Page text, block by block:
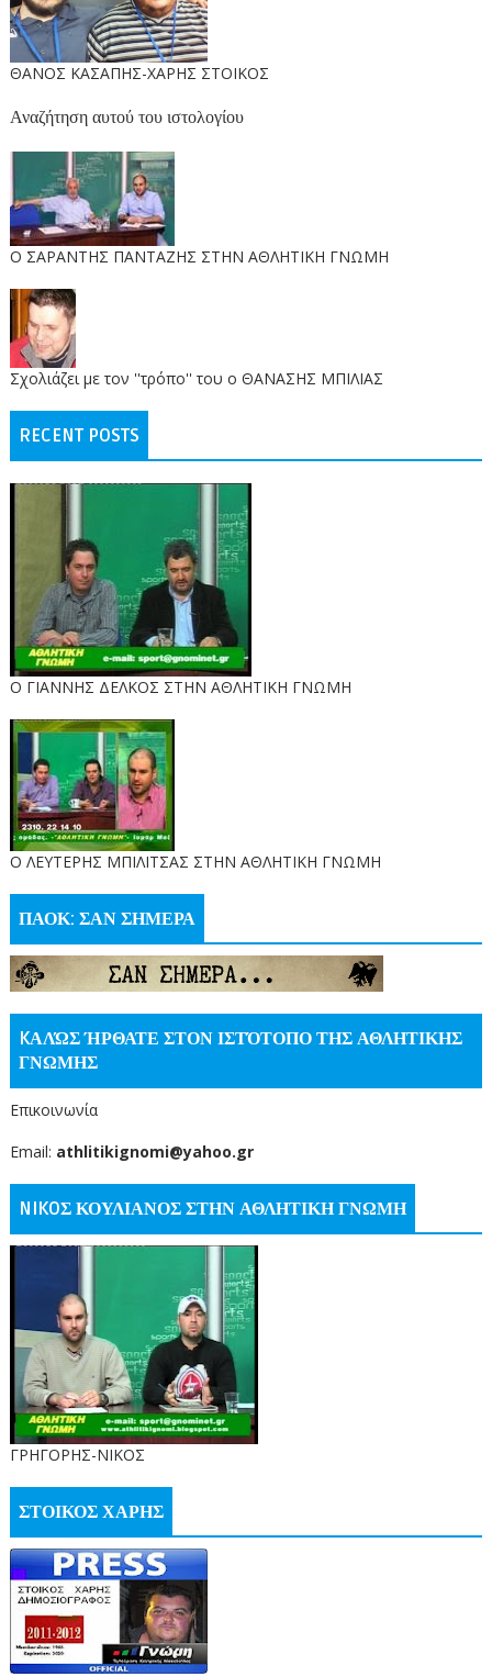
ΘΑΝΟΣ ΚΑΣΑΠΗΣ-ΧΑΡΗΣ ΣΤΟΙΚΟΣ
Αναζήτηση αυτού του ιστολογίου
O ΣΑΡΑΝΤΗΣ ΠΑΝΤΑΖΗΣ ΣΤΗΝ ΑΘΛΗΤΙΚΗ ΓΝΩΜΗ
Σχολιάζει με τον ''τρόπο'' του ο ΘΑΝΑΣΗΣ ΜΠΙΛΙΑΣ
RECENT POSTS
Ο ΓΙΑΝΝΗΣ ΔΕΛΚΟΣ ΣΤΗΝ ΑΘΛΗΤΙΚΗ ΓΝΩΜΗ
O ΛΕΥΤΕΡΗΣ ΜΠΙΛΙΤΣΑΣ ΣΤΗΝ ΑΘΛΗΤΙΚΗ ΓΝΩΜΗ
ΠΑΟΚ: ΣΑΝ ΣΗΜΕΡΑ
KΑΛΏΣ ΉΡΘΑΤΕ ΣΤΟΝ ΙΣΤΌΤΟΠΟ ΤΗΣ ΑΘΛΗΤΙΚΗΣ
ΓΝΩΜΗΣ
Επικοινωνία
Email: athlitikignomi@yahoo.gr
NIKOΣ ΚΟΥΛΙΑΝΟΣ ΣΤΗΝ ΑΘΛΗΤΙΚΗ ΓΝΩΜΗ
ΓΡΗΓΟΡΗΣ-ΝΙΚΟΣ
ΣΤΟΙΚΟΣ ΧΑΡΗΣ